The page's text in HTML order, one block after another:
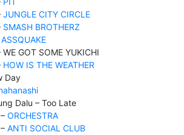
JUNGLE CITY CIRCLE
SMASH BROTHERZ
ASSQUAKE
GOT SOME YUKICHI
HOW IS THE WEATHER
Day
Dalu – Too Late
ORCHESTRA
ANTI SOCIAL CLUB